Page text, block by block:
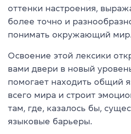
оттенки настроения,
более точно и
понимать окружающий
Освоение этой лексики
вами двери в новый
помогает находить общий
всего мира и строит
там, где, казалось бы,
языковые барьеры.